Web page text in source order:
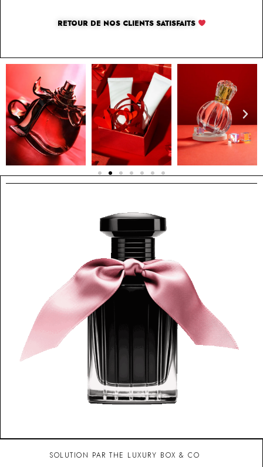
RETOUR DE NOS CLIENTS SATISFAITS
SOLUTION PAR THE LUXURY BOX & CO